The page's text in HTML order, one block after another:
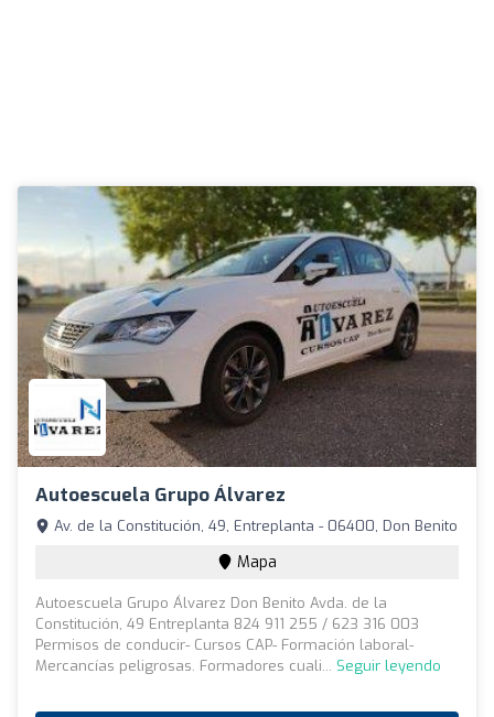
Autoescuela Grupo Álvarez
Av. de la Constitución, 49, Entreplanta - 06400, Don Benito
Mapa
Autoescuela Grupo Álvarez Don Benito Avda. de la
Constitución, 49 Entreplanta 824 911 255 / 623 316 003
Permisos de conducir- Cursos CAP- Formación laboral-
Mercancías peligrosas. Formadores cuali... Seguir leyendo